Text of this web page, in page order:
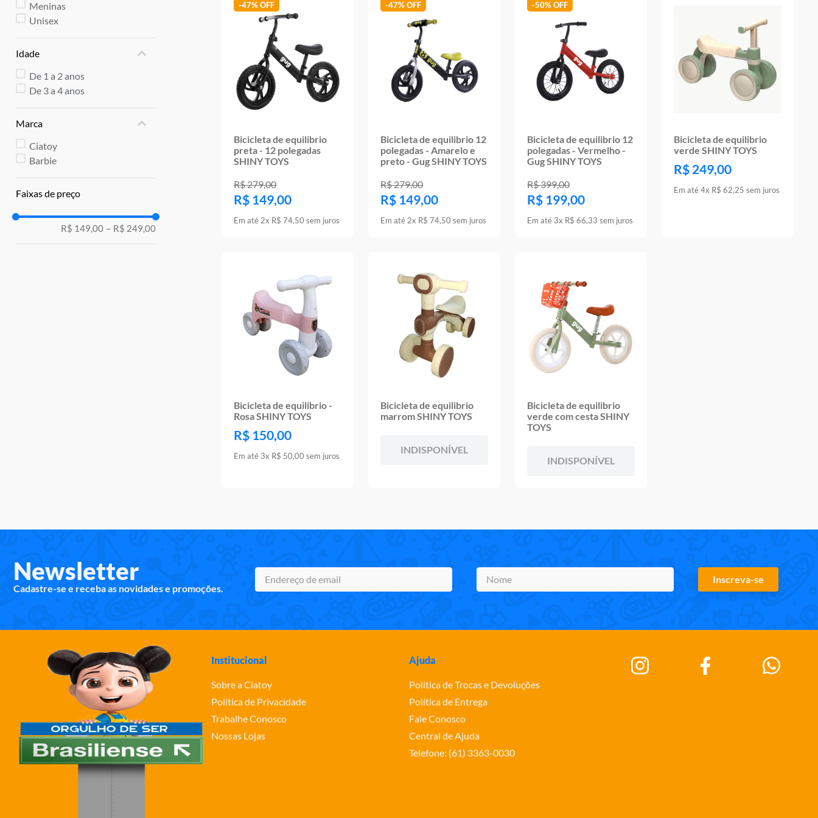
Meninas
Unisex
Idade
De 1 a 2 anos
De 3 a 4 anos
Marca
Ciatoy
Barbie
Faixas de preço
R$ 149,00 – R$ 249,00
-47%
Bicicleta de equilibrio
preta - 12 polegadas
SHINY TOYS
R$279,00
R$ 149,00
Em até 2x R$ 74,50 sem juros
-47%
Bicicleta de equilibrio 12
polegadas - Amarelo e
preto - Gug SHINY TOYS
R$279,00
R$ 149,00
Em até 2x R$ 74,50 sem juros
-50%
Bicicleta de equilibrio 12
polegadas - Vermelho -
Gug SHINY TOYS
R$399,00
R$ 199,00
Em até 3x R$ 66,33 sem juros
Bicicleta de equilibrio
verde SHINY TOYS
R$ 249,00
Em até4x R$ 62,25 sem juros
Bicicleta de equilibrio -
Rosa SHINY TOYS
R$ 150,00
Em até 3x R$ 50,00 sem juros
Bicicleta de equilibrio
marrom SHINY TOYS
INDISPONÍVEL
Bicicleta de equilibrio
verde com cesta SHINY
TOYS
INDISPONÍVEL
Newsletter
Cadastre-se e receba as novidades e promoções.
Inscreva-se
Institucional
Sobre a Ciatoy
Política de Privacidade
Trabalhe Conosco
Nossas Lojas
Ajuda
Política de Trocas e Devoluções
Política de Entrega
Fale Conosco
Central de Ajuda
Telefone: (61) 3363-0030